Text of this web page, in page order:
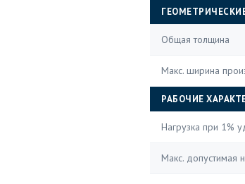
Общая толщина
Макс. ширина
РАБОЧИЕ
Нагрузка при 1%
Макс. допустимая